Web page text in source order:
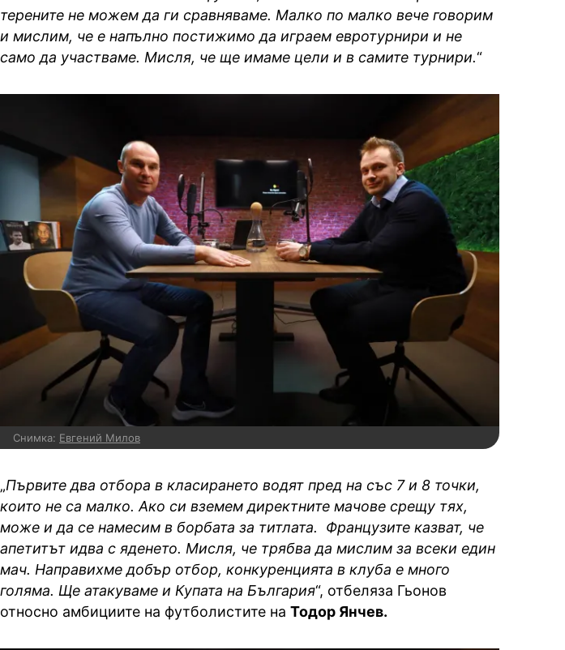
терените не можем да ги сравняваме. Малко по малко вече говорим
и мислим, че е напълно постижимо да играем евротурнири и не
само да участваме. Мисля, че ще имаме цели и в самите турнири.“
Снимка: Евгений Милов
„Първите два отбора в класирането водят пред на със 7 и 8 точки,
които не са малко. Ако си вземем директните мачове срещу тях,
може и да се намесим в борбата за титлата. Французите казват, че
апетитът идва с яденето. Мисля, че трябва да мислим за всеки един
мач. Направихме добър отбор, конкуренцията в клуба е много
голяма. Ще атакуваме и Купата на България“, отбеляза Гьонов
относно амбициите на футболистите на Тодор Янчев.